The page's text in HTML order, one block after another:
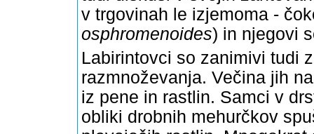
v trgovinah le izjemoma -
osphromenoides) in njegovi
Labirintovci so zanimivi tudi
razmnoževanja. Večina jih
iz pene in rastlin. Samci v
obliki drobnih mehurčkov